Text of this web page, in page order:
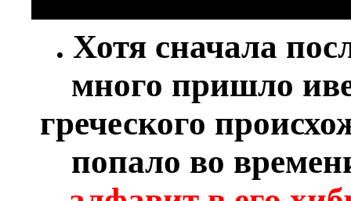
. Хотя сначала
много пришло
греческого
попало во